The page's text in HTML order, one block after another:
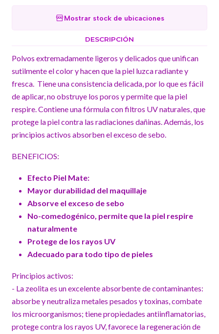
Mostrar stock de ubicaciones
DESCRIPCIÓN
Polvos extremadamente ligeros y delicados que unifican
sutilmente el color y hacen que la piel luzca radiante y
fresca. Tiene una consistencia delicada, por lo que es fácil
de aplicar, no obstruye los poros y permite que la piel
respire. Contiene una fórmula con filtros UV naturales, que
protege la piel contra las radiaciones dañinas. Además, los
principios activos absorben el exceso de sebo.
BENEFICIOS:
Efecto Piel Mate:
Mayor durabilidad del maquillaje
Absorve el exceso de sebo
No-comedogénico, permite que la piel respire
naturalmente
Protege de los rayos UV
Adecuado para todo tipo de pieles
Principios activos:
- La zeolita es un excelente absorbente de contaminantes:
absorbe y neutraliza metales pesados ​​y toxinas, combate
los microorganismos; tiene propiedades antiinflamatorias,
protege contra los rayos UV, favorece la regeneración de